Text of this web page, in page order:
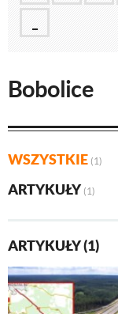
Bobolice
WSZYSTKIE (1)
ARTYKUŁY (1)
ARTYKUŁY (1)